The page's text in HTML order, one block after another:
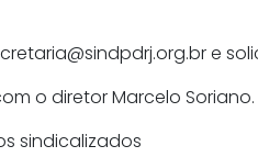
e
o diretor Marcelo Soriano.
sindicalizados